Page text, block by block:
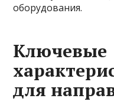
оборудования.
Ключевые
для